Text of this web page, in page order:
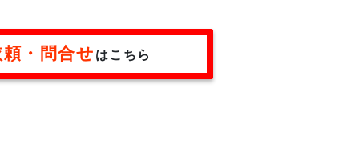
・問合せ はこちら